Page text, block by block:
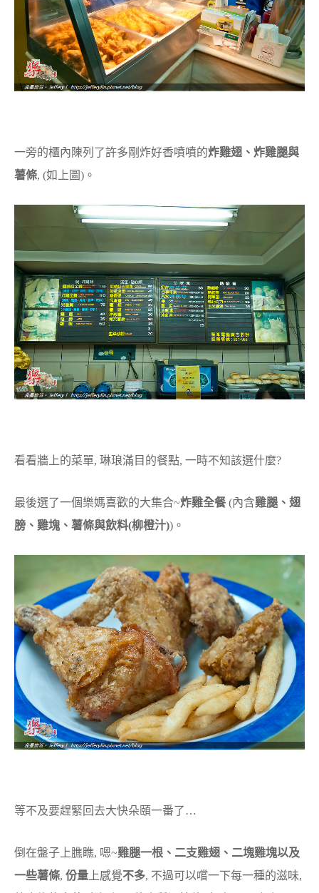
一旁的櫃內陳列了許多剛炸好香噴噴的炸雞翅、炸雞腿與
薯條, (如上圖)。
看看牆上的菜單, 琳琅滿目的餐點, 一時不知該選什麼?
最後選了一個樂媽喜歡的大集合~炸雞全餐 (內含雞腿、翅
膀、雞塊、薯條與飲料(柳橙汁))。
等不及要趕緊回去大快朵頤一番了…
倒在盤子上膲瞧, 嗯~雞腿一根、二支雞翅、二塊雞塊以及
一些薯條, 份量 上感覺不多, 不過可以嚐一下每一種的滋味,